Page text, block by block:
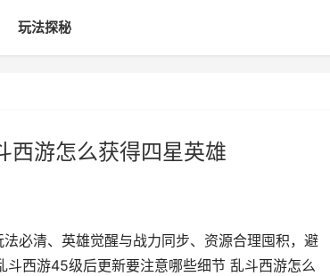
玩法探秘
西游怎么获得四星英雄
必清、英雄觉醒与战力同步、资源合理囤积，避
西游45级后更新要注意哪些细节 乱斗西游怎么